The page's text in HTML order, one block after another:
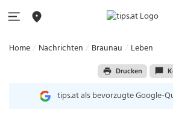
Home Nachrichten Braunau Leben
Drucken
tips.at als bevorzugte Google-